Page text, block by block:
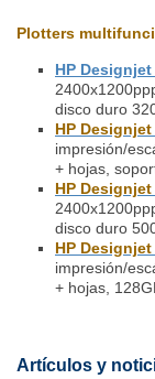
Plotters
HP Designjet
disco duro
HP
impresión/
+ hojas,
HP Designjet
disco duro
HP
impresión/
+ hojas,
Artículos y